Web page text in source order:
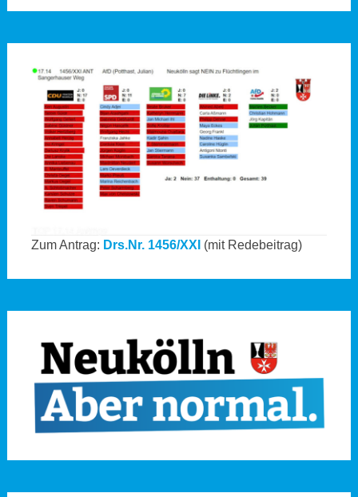
Zum Antrag: Drs.Nr. 1456/XXI (mit Redebeitrag)